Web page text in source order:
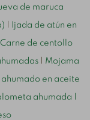
de maruca
Ijada de atún en
Carne de centollo
Mojama
ahumado en aceite
ahumada